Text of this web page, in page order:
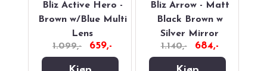
Bliz Active Hero -
Brown w/Blue Multi
Lens
1.099,-
659,-
Bliz Arrow - Matt
Black Brown w
Silver Mirror
1.140,-
684,-